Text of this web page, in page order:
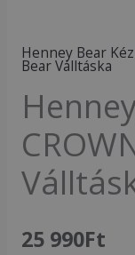
Henney Bear
Bear Válltáska
25 990Ft